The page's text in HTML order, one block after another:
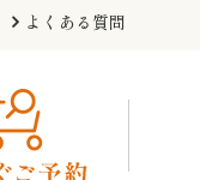
よくある質問